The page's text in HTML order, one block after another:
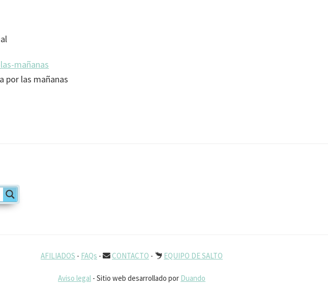
por las mañanas
AFILIADOS - FAQs - CONTACTO - EQUIPO DE SALTO
Aviso legal - Sitio web desarrollado por Duando